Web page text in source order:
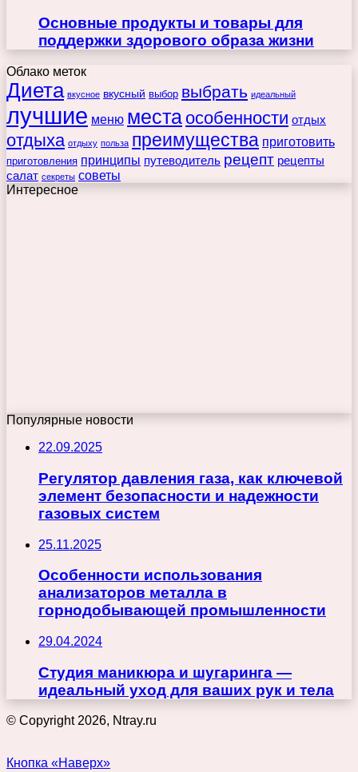
Основные продукты и товары для
поддержки здорового образа жизни
Облако меток
Диета вкусное вкусный выбор выбрать идеальный
лучшие меню места особенности отдых
отдыха отдыху польза преимущества приготовить
приготовления принципы путеводитель рецепт рецепты
салат секреты советы
Интересное
Популярные новости
22.09.2025
Регулятор давления газа, как ключевой
элемент безопасности и надежности
газовых систем
25.11.2025
Особенности использования
анализаторов металла в
горнодобывающей промышленности
29.04.2024
Студия маникюра и шугаринга —
идеальный уход для ваших рук и тела
© Copyright 2026, Ntray.ru
Кнопка «Наверх»